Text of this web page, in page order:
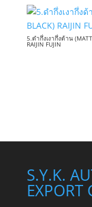
5.ดำกึ่งเงากึ่งด้าน
RAIJIN FUJIN
S.Y.K.
EXPORT